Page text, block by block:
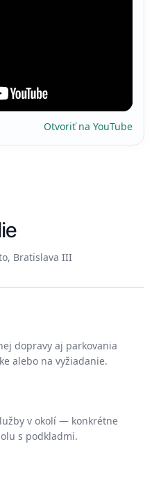
Otvoriť na YouTube
Bratislava III
dopravy aj parkovania
alebo na vyžiadanie.
v okolí — konkrétne
s podkladmi.